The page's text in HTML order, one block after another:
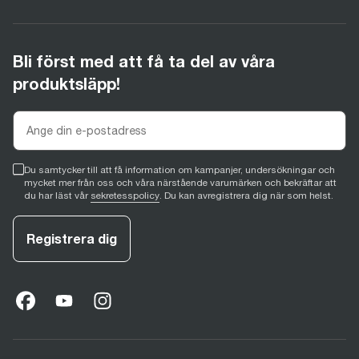
Bli först med att få ta del av våra
produktsläpp!
Du samtycker till att få information om kampanjer, undersökningar och
mycket mer från oss och våra närstående varumärken och bekräftar att
du har läst vår sekretesspolicy. Du kan avregistrera dig när som helst.
Registrera dig
facebook
opens in new tab
youtube
opens in new tab
instagram
opens in new tab